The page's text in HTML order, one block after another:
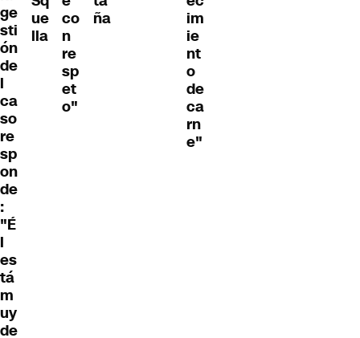
ge
sti
ón
de
l
ca
so
re
sp
on
de
:
"É
l
es
tá
m
uy
de
ue
lla
co
n
re
sp
et
o"
ña
im
ie
nt
o
de
ca
rn
e"